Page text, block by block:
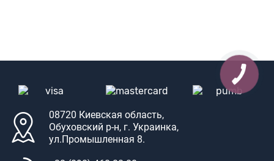
08720 Киевская область,
Обуховский р-н, г. Украинка,
ул.Промышленная 8.